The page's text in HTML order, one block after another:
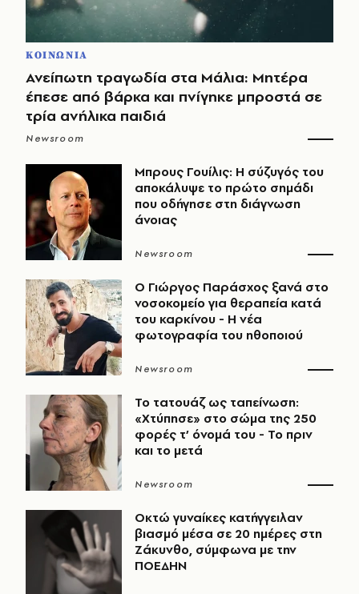
ΚΟΙΝΩΝΙΑ
Ανείπωτη τραγωδία στα Μάλια: Μητέρα
έπεσε από βάρκα και πνίγηκε μπροστά σε
τρία ανήλικα παιδιά
Newsroom
Μπρους Γουίλις: Η σύζυγός του
αποκάλυψε το πρώτο σημάδι
που οδήγησε στη διάγνωση
άνοιας
Newsroom
O Γιώργος Παράσχος ξανά στο
νοσοκομείο για θεραπεία κατά
του καρκίνου - Η νέα
φωτογραφία του ηθοποιού
Newsroom
Το τατουάζ ως ταπείνωση:
«Χτύπησε» στο σώμα της 250
φορές τ’ όνομά του - Το πριν
και το μετά
Newsroom
Οκτώ γυναίκες κατήγγειλαν
βιασμό μέσα σε 20 ημέρες στη
Ζάκυνθο, σύμφωνα με την
ΠΟΕΔΗΝ